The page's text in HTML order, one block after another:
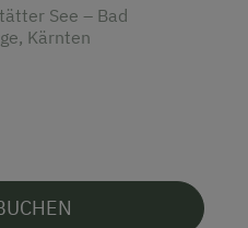
See – Bad
Kärnten